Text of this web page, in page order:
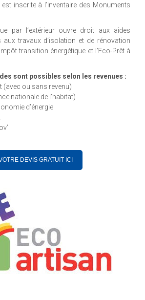
inscrite à l’inventaire des Monuments
par l’extérieur ouvre droit aux aides
aux travaux d’isolation et de rénovation
transition énergétique et l’Eco-Prêt à
sont possibles selon les revenues :
(avec ou sans revenu)
nationale de l’habitat)
d’énergie
DEVIS GRATUIT ICI